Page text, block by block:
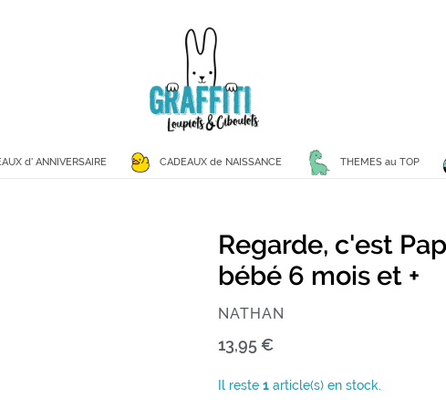
d' ANNIVERSAIRE CADEAUX de NAISSANCE THEMES au TOP
Regarde, c'est
bébé 6 mois et +
ÉDITEUR
NATHAN
Prix
13,95 €
Il reste 1 article(s) en stock.